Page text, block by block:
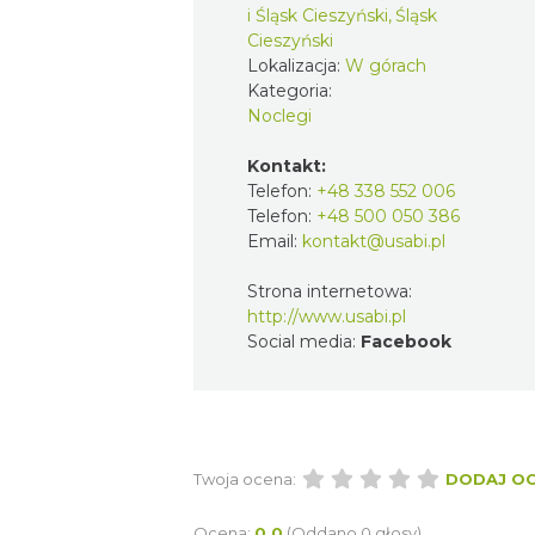
i Śląsk Cieszyński, Śląsk
Cieszyński
Lokalizacja: W górach
Kategoria:
Noclegi
Kontakt:
Telefon: +48 338 552 006
Telefon: +48 500 050 386
Email: kontakt@usabi.pl
Strona internetowa:
http://www.usabi.pl
Social media: Facebook
Twoja ocena: DODAJ